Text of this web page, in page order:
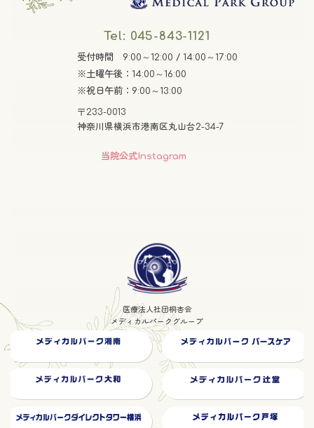
Tel: 045-843-1121
受付時間 9:00～12:00 / 14:00～17:00
※土曜午後：14:00～16:00
※祝日午前：9:00～13:00
〒233-0013
神奈川県横浜市港南区丸山台2-34-7
当院公式Instagram
医療法人社団桐杏会
メディカルパークグループ
リ
ン
ク